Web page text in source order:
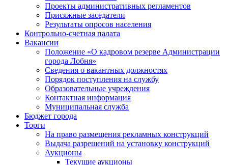
Проекты административных регламентов
Присяжные заседатели
Результаты опросов населения
Контрольно-счетная палата
Вакансии
Положение «О кадровом резерве Администрации
города Лобня»
Сведения о вакантных должностях
Порядок поступления на службу
Образовательные учреждения
Контактная информация
Муниципальная служба
Бюджет города
Торги
На право размещения рекламных конструкций
Выдача разрешений на установку конструкций
Аукционы
Текущие аукционы